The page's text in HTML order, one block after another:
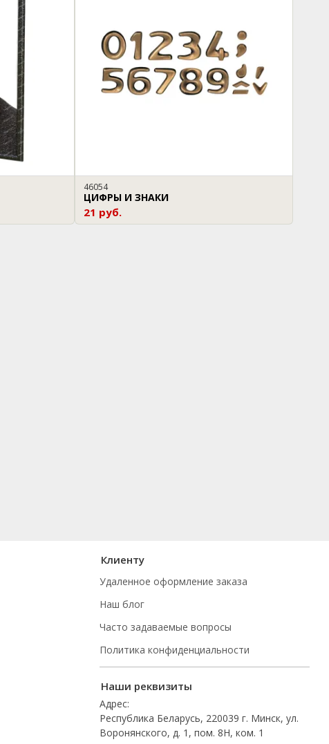
46054
ЦИФРЫ И ЗНАКИ
21 руб.
Клиенту
Удаленное оформление заказа
Наш блог
Часто задаваемые вопросы
Политика конфиденциальности
Наши реквизиты
Адрес:
Республика Беларусь, 220039 г. Минск, ул.
Воронянского, д. 1, пом. 8Н, ком. 1